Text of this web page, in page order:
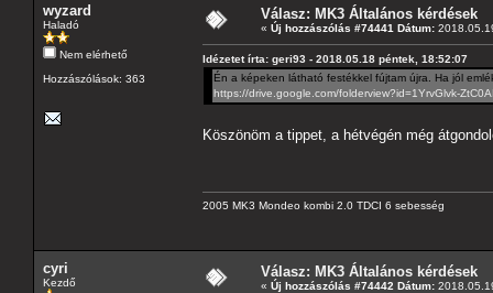
wyzard
Haladó
Nem elérhető
Hozzászólások: 363
Válasz: MK3 Általános kérdések
« Új hozzászólás #74441 Dátum:
Idézetet írta: geri93 - 2018.05.18 péntek, 18:52:07
Én a képeken látható festékkel fújtam újra. Ha jól
https://drive.google.com/folderview?id=1YrvGlvk-
Köszönöm a tippet, a hétvégén még
2005 MK3 Mondeo kombi 2.0 TDCI 6 sebesség
cyri
Kezdő
Válasz: MK3 Általános kérdések
« Új hozzászólás #74442 Dátum: